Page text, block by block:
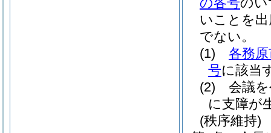
いことを
でない。
(1)
各務
号に該当
(2)
会議
に支障が
(秩序維持)